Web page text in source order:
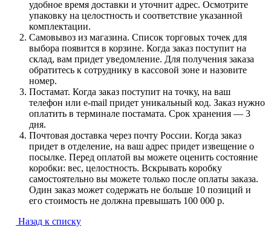
удобное время доставки и уточнит адрес. Осмотрите
упаковку на целостность и соответствие указанной
комплектации.
Самовывоз из магазина. Список торговых точек для
выбора появится в корзине. Когда заказ поступит на
склад, вам придет уведомление. Для получения заказа
обратитесь к сотруднику в кассовой зоне и назовите
номер.
Постамат. Когда заказ поступит на точку, на ваш
телефон или e-mail придет уникальный код. Заказ нужно
оплатить в терминале постамата. Срок хранения — 3
дня.
Почтовая доставка через почту России. Когда заказ
придет в отделение, на ваш адрес придет извещение о
посылке. Перед оплатой вы можете оценить состояние
коробки: вес, целостность. Вскрывать коробку
самостоятельно вы можете только после оплаты заказа.
Один заказ может содержать не больше 10 позиций и
его стоимость не должна превышать 100 000 р.
Назад к списку